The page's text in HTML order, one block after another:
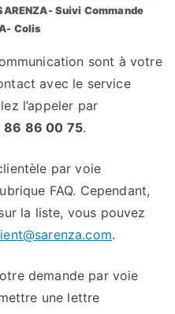
Suivi Commande
Colis
sont à votre
avec le service
l’appeler par
86 86 00 75.
par voie
FAQ. Cependant,
la liste, vous pouvez
.
demande par voie
une lettre